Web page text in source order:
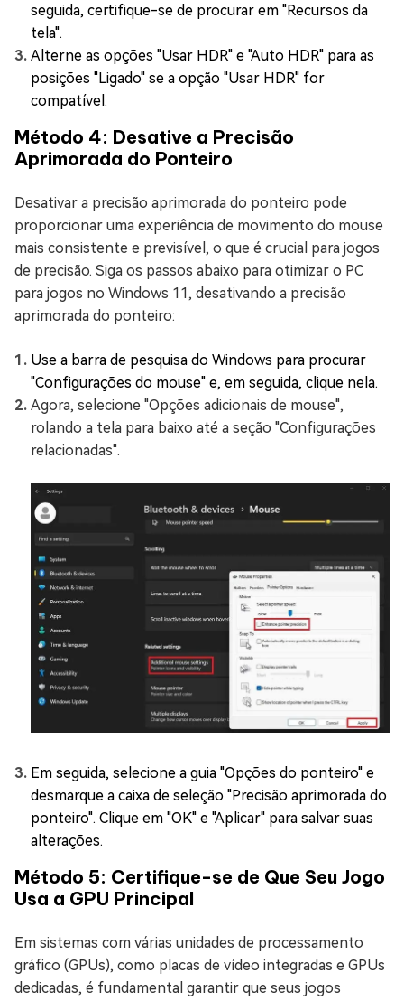
seguida, certifique-se de procurar em "Recursos da
tela".
Alterne as opções "Usar HDR" e "Auto HDR" para as
posições "Ligado" se a opção "Usar HDR" for
compatível.
Método 4: Desative a Precisão
Aprimorada do Ponteiro
Desativar a precisão aprimorada do ponteiro pode
proporcionar uma experiência de movimento do mouse
mais consistente e previsível, o que é crucial para jogos
de precisão. Siga os passos abaixo para otimizar o PC
para jogos no Windows 11, desativando a precisão
aprimorada do ponteiro:
Use a barra de pesquisa do Windows para procurar
"Configurações do mouse" e, em seguida, clique nela.
Agora, selecione "Opções adicionais de mouse",
rolando a tela para baixo até a seção "Configurações
relacionadas".
Em seguida, selecione a guia "Opções do ponteiro" e
desmarque a caixa de seleção "Precisão aprimorada do
ponteiro". Clique em "OK" e "Aplicar" para salvar suas
alterações.
Método 5: Certifique-se de Que Seu Jogo
Usa a GPU Principal
Em sistemas com várias unidades de processamento
gráfico (GPUs), como placas de vídeo integradas e GPUs
dedicadas, é fundamental garantir que seus jogos